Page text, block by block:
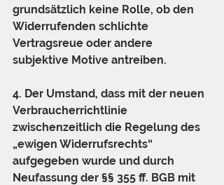
grundsätzlich keine Rolle, ob den
Widerrufenden schlichte
Vertragsreue oder andere
subjektive Motive antreiben.
4. Der Umstand, dass mit der neuen
Verbraucherrichtlinie
zwischenzeitlich die Regelung des
„ewigen Widerrufsrechts“
aufgegeben wurde und durch
Neufassung der §§ 355 ff. BGB mit